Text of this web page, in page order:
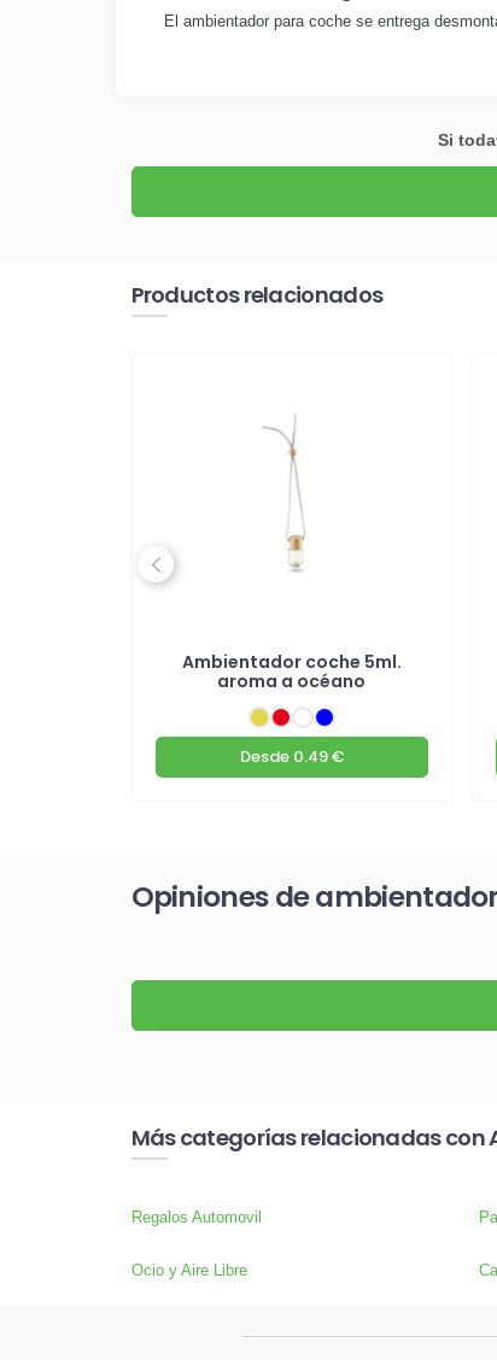
El ambientador para coche se entrega
Si
Productos relacionados
Ambientador coche 5ml.
aroma a océano
Desde0.49 €
Previous
Opiniones de
Más categorías relacionadas con
Regalos Automovil
Ocio y Aire Libre